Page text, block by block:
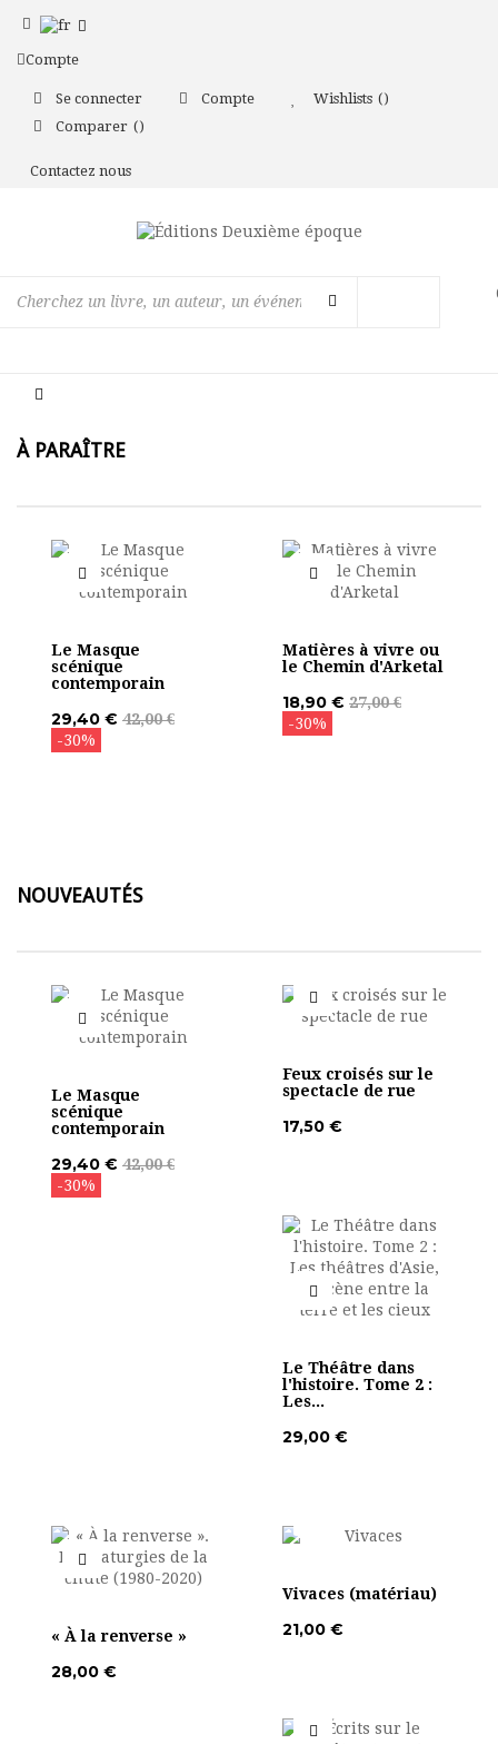
Compte
Se connecter Compte
Wishlists
Comparer
Contactez nous
Basculer
navigation
À PARAÎTRE
Le Masque
scénique
contemporain
29,40 € 42,00 €
-30%
Matières à vivre ou
le Chemin d'Arketal
18,90 € 27,00 €
-30%
NOUVEAUTÉS
Le Masque
scénique
contemporain
29,40 € 42,00 €
-30%
Feux croisés sur le
spectacle de rue
17,50 €
Le Théâtre dans
l'histoire. Tome 2 :
Les...
29,00 €
« À la renverse »
28,00 €
Vivaces (matériau)
21,00 €